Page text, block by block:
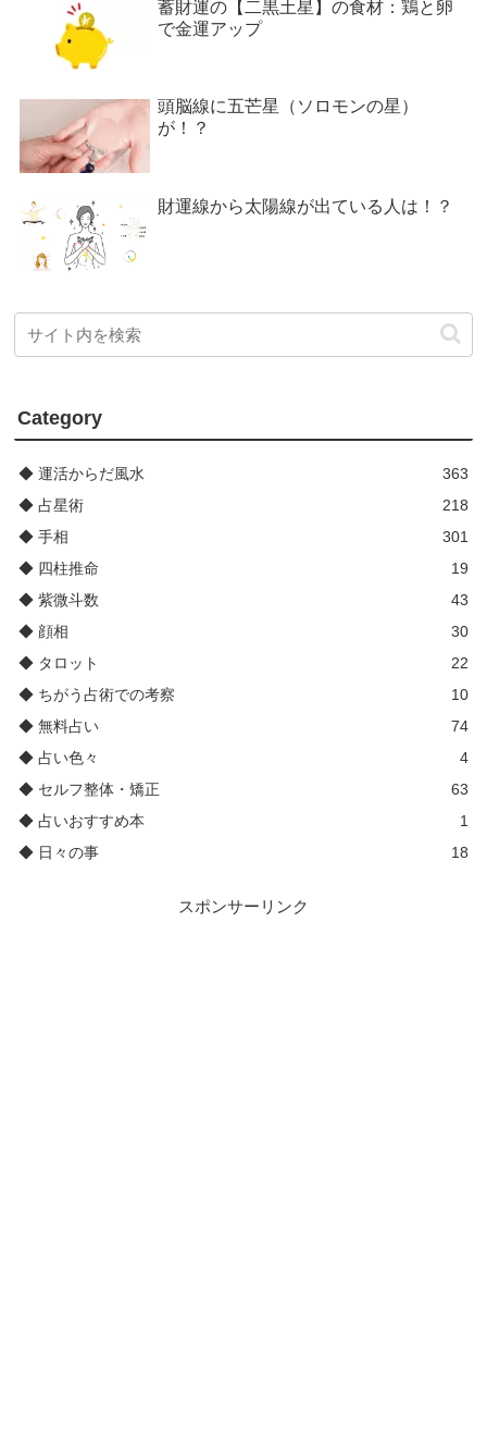
蓄財運の【二黒土星】の食材：鶏と卵
で金運アップ
頭脳線に五芒星（ソロモンの星）
が！？
財運線から太陽線が出ている人は！？
Category
◆ 運活からだ風水
363
◆ 占星術
218
◆ 手相
301
◆ 四柱推命
19
◆ 紫微斗数
43
◆ 顔相
30
◆ タロット
22
◆ ちがう占術での考察
10
◆ 無料占い
74
◆ 占い色々
4
◆ セルフ整体・矯正
63
◆ 占いおすすめ本
1
◆ 日々の事
18
スポンサーリンク